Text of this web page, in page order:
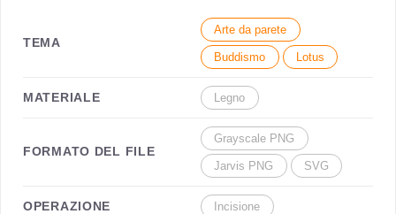
TEMA
Arte da parete
Buddismo Lotus
MATERIALE Legno
FORMATO DEL FILE
Grayscale PNG
Jarvis PNG SVG
OPERAZIONE Incisione